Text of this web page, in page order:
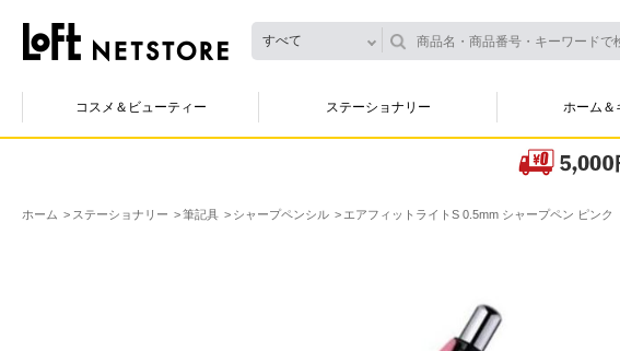
すべて
コスメ＆ビューティー ステーショナリー ホーム＆
ホーム ステーショナリー 筆記具 シャープペンシル エアフィットライトS 0.5mm シャープペン ピンク